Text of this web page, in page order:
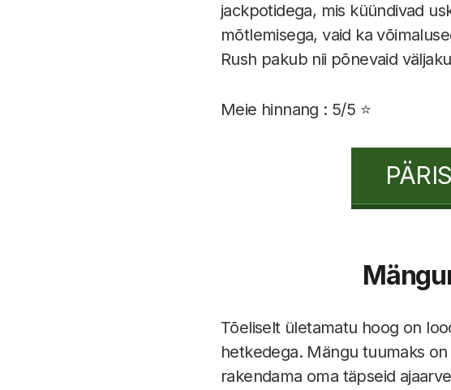
jackpotidega, mis küündivad
mõtlemisega, vaid ka
Rush pakub nii põnevaid
Meie hinnang : 5/5 ⭐
Tõeliselt ületamatu hoog on
hetkedega. Mängu tuumaks
rakendama oma täpseid